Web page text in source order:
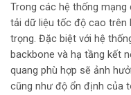
Trong các hệ thống mạng
tải dữ liệu tốc độ cao trên
trọng. Đặc biệt với hệ
backbone và hạ tầng kết
quang phù hợp sẽ ảnh
cũng như độ ổn định của